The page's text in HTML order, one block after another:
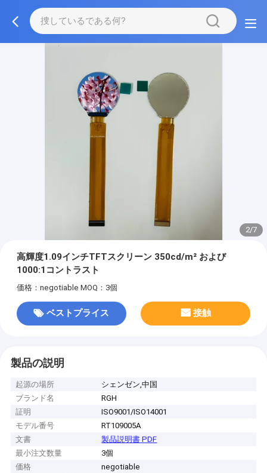
2/7
高輝度1.09インチTFTスクリーン 350cd/m² および
1000:1コントラスト
価格：negotiable MOQ：3個
ベストプライス 接触
製品の説明
起源の場所
シェンゼン,中国
ブランド名
RGH
証明
ISO9001/ISO14001
モデル番号
RT109005A
文書
製品説明書 PDF
最小注文数量
3個
価格
negotiable